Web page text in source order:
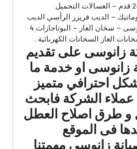
22 قدم ، 24 قدم – الغسالات التحميل
– الديب فريزر الرأسي الديب
فريزر الديجتال زانوسى – سخان الغاز – البوتاجازات 4
على تقديم
زانوسى او خدمة ما
احترافي متميز
الشركة فابحث
طرق اصلاح العطل
فى الموقع
زانوسى مهمتنا